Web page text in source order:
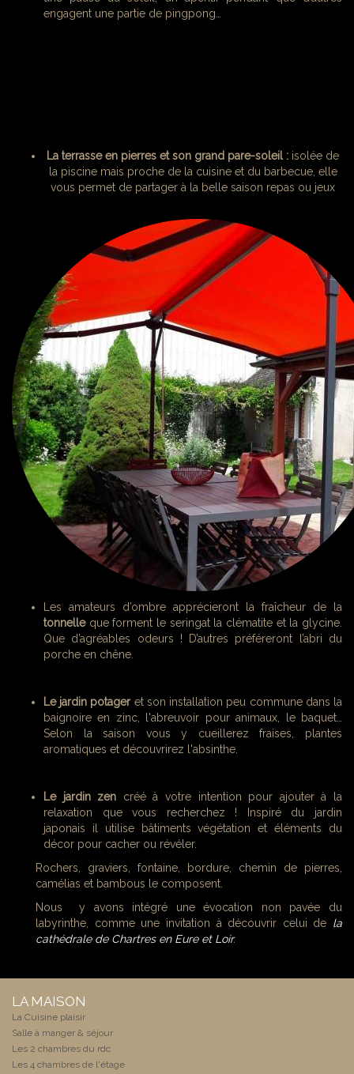
engagent une partie de pingpong…
La terrasse en pierres et son grand pare-soleil : isolée de
la piscine mais proche de la cuisine et du barbecue, elle
vous permet de partager à la belle saison repas ou jeux
Les amateurs d’ombre apprécieront la fraîcheur de la
tonnelleque forment le seringat la clématite et la glycine.
Que d’agréables odeurs ! D’autres préféreront l’abri du
porche en chêne.
Le jardin potageret son installation peu commune dans la
baignoire en zinc, l'abreuvoir pour animaux, le baquet…
Selon la saison vous y cueillerez fraises, plantes
aromatiques et découvrirez l'absinthe.
Le jardin zen créé à votre intention pour ajouter à la
relaxation que vous recherchez ! Inspiré du jardin
japonais il utilise bâtiments végétation et éléments du
décor pour cacher ou révéler.
Rochers, graviers, fontaine, bordure, chemin de pierres,
camélias et bambous le composent.
Nous y avons intégré une évocation non pavée du
labyrinthe, comme une invitation à découvrir celui de la
cathédrale de Chartres en Eure et Loir.
LA MAISON
La Cuisine plaisir
Salle à manger & séjour
Les 2 chambres du rdc
Les 4 chambres de l'étage